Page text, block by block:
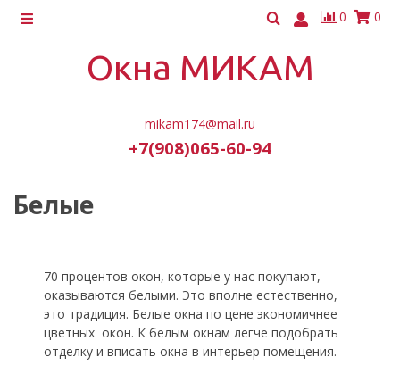
0 0
Окна МИКАМ
mikam174@mail.ru
+7(908)065-60-94
Белые
70 процентов окон, которые у нас покупают,
оказываются белыми. Это вполне естественно,
это традиция. Белые окна по цене экономичнее
цветных окон. К белым окнам легче подобрать
отделку и вписать окна в интерьер помещения.